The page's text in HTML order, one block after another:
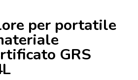
14L (120655)
per portatile
GRS